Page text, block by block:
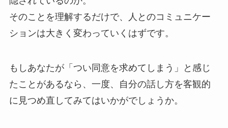
そのことを理解するだけで、人とのコミュニケー
ションは大きく変わっていくはずです。
もしあなたが「つい同意を求めてしまう」と感じ
たことがあるなら、一度、自分の話し方を客観的
に見つめ直してみてはいかがでしょうか。